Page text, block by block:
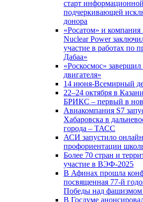
старт
подчеркивающей
донора
«Росатом» и
Nuclear Power
участие в работах по
Дабаа»
«Роскосмос»
двигателя»
14 июня-Всемирный
22–24 октября в
БРИКС – первый в
Авиакомпания S7
Хабаровска в
города – ТАСС
АСИ запустило
профориентации
Более 70 стран и
участие в ВЭФ-2025
В Афинах прошла
посвященная 77-й
Победы над
В Госдуме